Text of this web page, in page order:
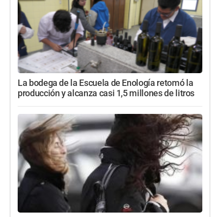
La bodega de la Escuela de Enología retomó la
producción y alcanza casi 1,5 millones de litros